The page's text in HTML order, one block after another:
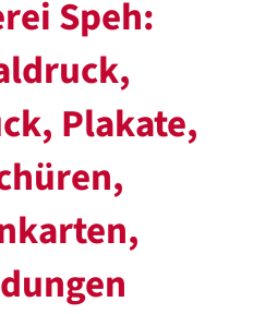
Speh:
Plakate,